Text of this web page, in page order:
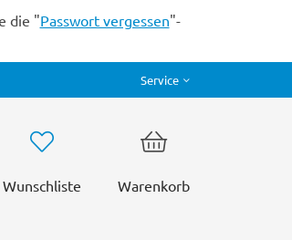
die "Passwort vergessen"-
Service
Wunschliste Warenkorb